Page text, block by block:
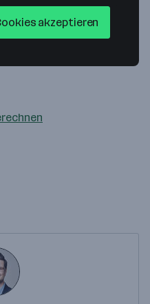
akzeptieren